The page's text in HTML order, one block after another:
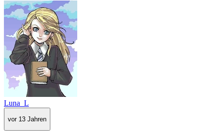
Luna_L
vor 13 Jahren